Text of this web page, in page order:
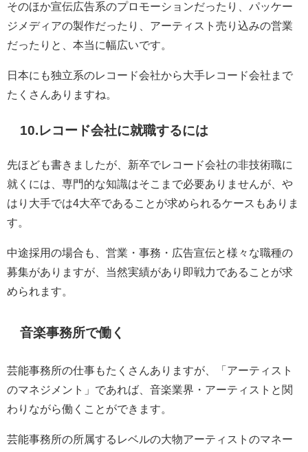
そのほか宣伝広告系のプロモーションだったり、パッケー
ジメディアの製作だったり、アーティスト売り込みの営業
だったりと、本当に幅広いです。
日本にも独立系のレコード会社から大手レコード会社まで
たくさんありますね。
10.レコード会社に就職するには
先ほども書きましたが、新卒でレコード会社の非技術職に
就くには、専門的な知識はそこまで必要ありませんが、や
はり大手では4大卒であることが求められるケースもありま
す。
中途採用の場合も、営業・事務・広告宣伝と様々な職種の
募集がありますが、当然実績があり即戦力であることが求
められます。
音楽事務所で働く
芸能事務所の仕事もたくさんありますが、「アーティスト
のマネジメント」であれば、音楽業界・アーティストと関
わりながら働くことができます。
芸能事務所の所属するレベルの大物アーティストのマネー